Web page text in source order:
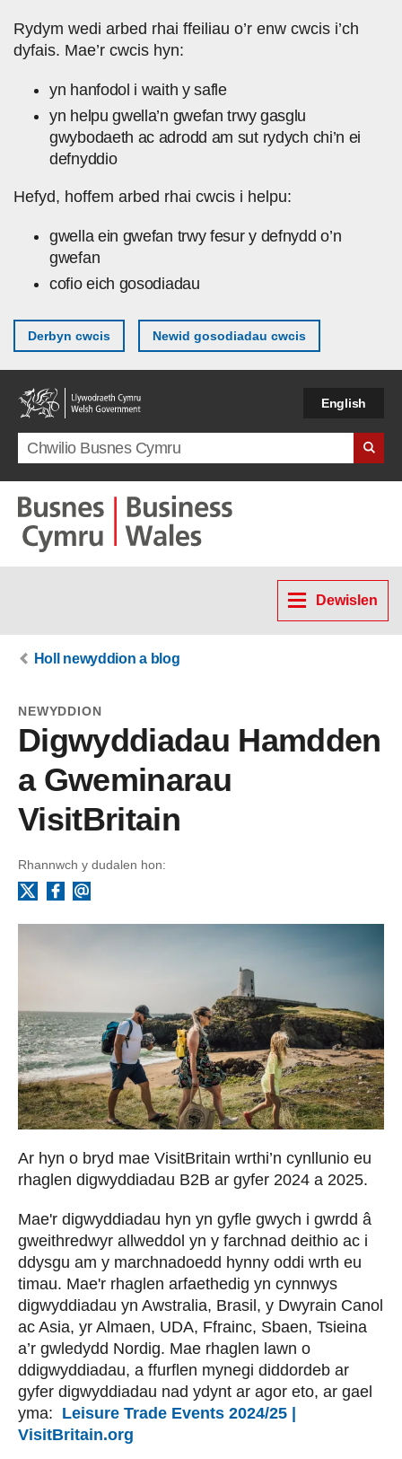
Rydym wedi arbed rhai ffeiliau o’r enw cwcis i’ch
dyfais. Mae’r cwcis hyn:
yn hanfodol i waith y safle
yn helpu gwella’n gwefan trwy gasglu
gwybodaeth ac adrodd am sut rydych chi’n ei
defnyddio
Hefyd, hoffem arbed rhai cwcis i helpu:
gwella ein gwefan trwy fesur y defnydd o’n
gwefan
cofio eich gosodiadau
Derbyn cwcis Newid gosodiadau cwcis
English
Search term
Dewislen
Holl newyddion a blog
NEWYDDION
Digwyddiadau Hamdden
a Gweminarau
VisitBritain
Ar hyn o bryd mae VisitBritain wrthi’n cynllunio eu
rhaglen digwyddiadau B2B ar gyfer 2024 a 2025.
Mae'r digwyddiadau hyn yn gyfle gwych i gwrdd â
gweithredwyr allweddol yn y farchnad deithio ac i
ddysgu am y marchnadoedd hynny oddi wrth eu
timau. Mae'r rhaglen arfaethedig yn cynnwys
digwyddiadau yn Awstralia, Brasil, y Dwyrain Canol
ac Asia, yr Almaen, UDA, Ffrainc, Sbaen, Tsieina
a’r gwledydd Nordig. Mae rhaglen lawn o
ddigwyddiadau, a ffurflen mynegi diddordeb ar
gyfer digwyddiadau nad ydynt ar agor eto, ar gael
yma: Leisure Trade Events 2024/25 |
VisitBritain.org
Rhannwch y dudalen hon:
Facebook
Ebost